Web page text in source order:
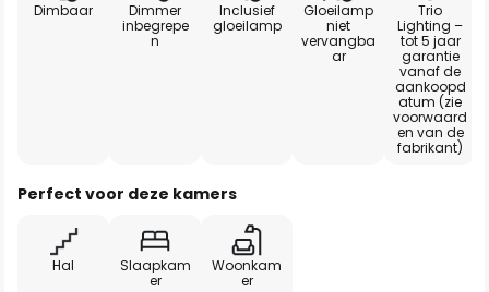
Dimbaar
Dimmer
inbegrepe
n
Inclusief
gloeilamp
Gloeilamp
niet
vervangba
ar
Trio
Lighting –
tot 5 jaar
garantie
vanaf de
aankoopd
atum (zie
voorwaard
en van de
fabrikant)
Perfect voor deze kamers
Hal
Slaapkam
er
Woonkam
er